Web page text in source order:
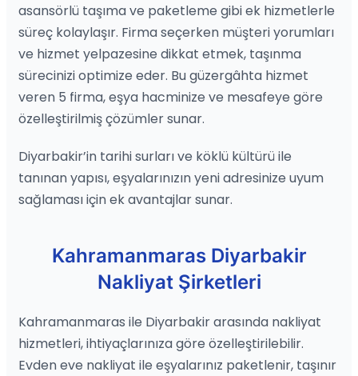
asansörlü taşıma ve paketleme gibi ek hizmetlerle
süreç kolaylaşır. Firma seçerken müşteri yorumları
ve hizmet yelpazesine dikkat etmek, taşınma
sürecinizi optimize eder. Bu güzergâhta hizmet
veren 5 firma, eşya hacminize ve mesafeye göre
özelleştirilmiş çözümler sunar.
Diyarbakir’in tarihi surları ve köklü kültürü ile
tanınan yapısı, eşyalarınızın yeni adresinize uyum
sağlaması için ek avantajlar sunar.
Kahramanmaras Diyarbakir
Nakliyat Şirketleri
Kahramanmaras ile Diyarbakir arasında nakliyat
hizmetleri, ihtiyaçlarınıza göre özelleştirilebilir.
Evden eve nakliyat ile eşyalarınız paketlenir, taşınır